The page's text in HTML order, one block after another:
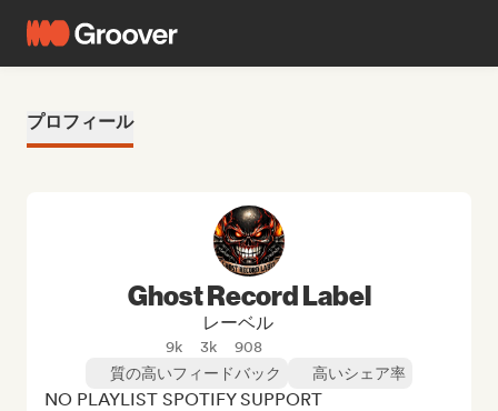
プロフィール
Ghost Record Label
レーベル
9k 3k
908
質の高いフィードバック
高いシェア率
NO PLAYLIST SPOTIFY SUPPORT